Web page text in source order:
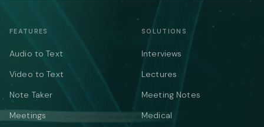
FEATURES
Audio to Text
Video to Text
Note Taker
Meetings
SOLUTIONS
Interviews
Lectures
Meeting Notes
Medical